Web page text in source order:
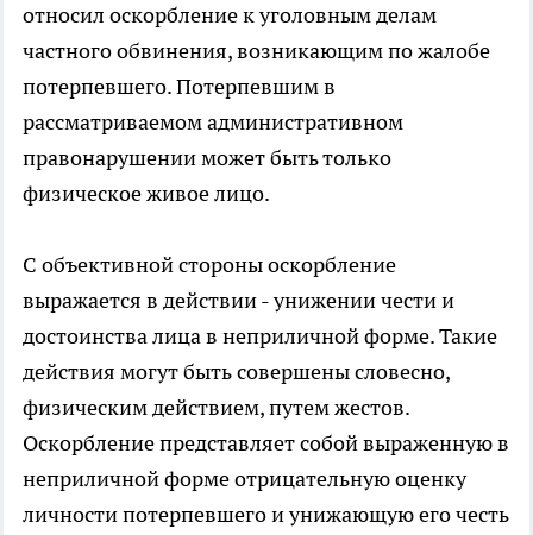
относил оскорбление к уголовным делам
частного обвинения, возникающим по жалобе
потерпевшего. Потерпевшим в
рассматриваемом административном
правонарушении может быть только
физическое живое лицо.
С объективной стороны оскорбление
выражается в действии - унижении чести и
достоинства лица в неприличной форме. Такие
действия могут быть совершены словесно,
физическим действием, путем жестов.
Оскорбление представляет собой выраженную в
неприличной форме отрицательную оценку
личности потерпевшего и унижающую его честь